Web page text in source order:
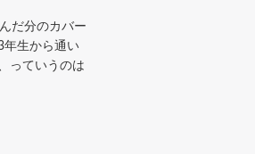
だ分のカバー
年生から通い
っていうのは